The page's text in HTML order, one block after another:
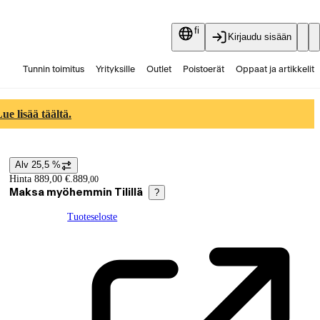
fi
Kirjaudu sisään
Tunnin toimitus Yrityksille Outlet Poistoerät Oppaat ja artikkelit
lisää täältä.
Hintatiedot
Alv 25,5 %
Hinta 889,00 €.889,00
Maksa myöhemmin Tilillä ?
Tuoteseloste